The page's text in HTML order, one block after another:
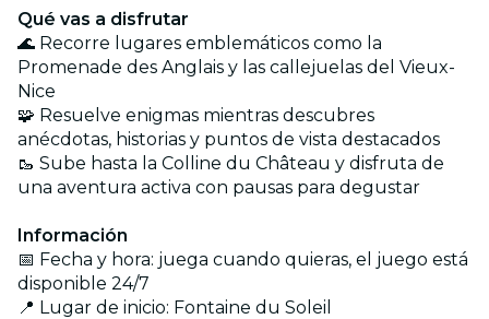
Qué vas a disfrutar
🌊 Recorre lugares emblemáticos como la
Promenade des Anglais y las callejuelas del Vieux-
Nice
🧩 Resuelve enigmas mientras descubres
anécdotas, historias y puntos de vista destacados
🥾 Sube hasta la Colline du Château y disfruta de
una aventura activa con pausas para degustar
Información
📅 Fecha y hora: juega cuando quieras, el juego está
disponible 24/7
📍 Lugar de inicio: Fontaine du Soleil